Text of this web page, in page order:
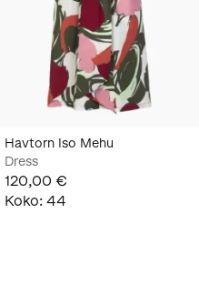
Havtorn Iso Mehu
Dress
120,00 €
Koko: 44